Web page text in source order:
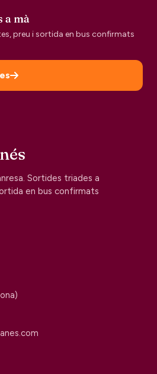
a mà
preu i sortida en bus confirmats
Sortides triades a
en bus confirmats